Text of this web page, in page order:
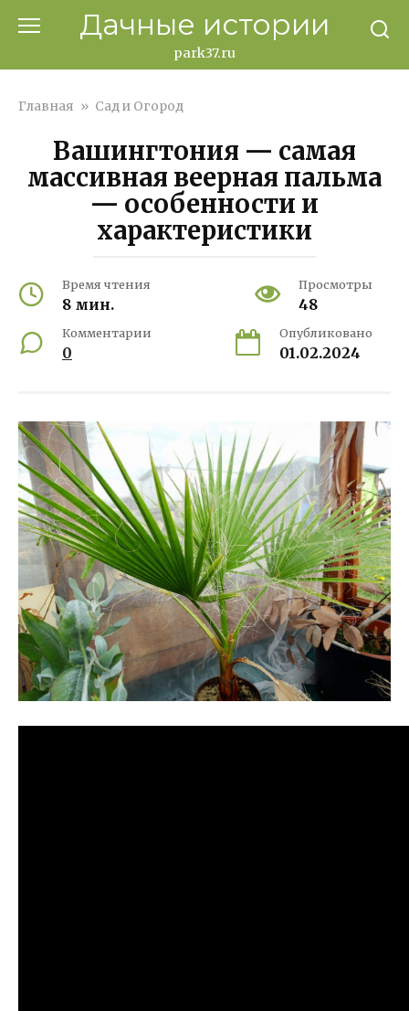
Дачные истории
park37.ru
Главная » Сад и Огород
Вашингтония — самая
массивная веерная пальма
— особенности и
характеристики
Время чтения
8 мин.
Просмотры
48
Комментарии
0
Опубликовано
01.02.2024